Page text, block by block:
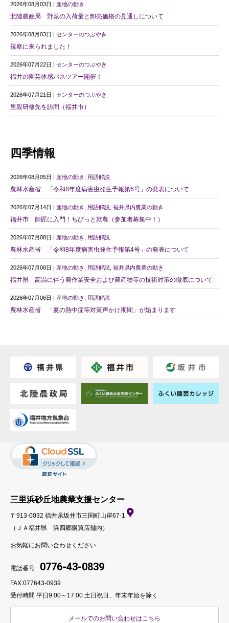
2026年08月03日 | 産地の動き
北陸農政局 野菜の入荷量と卸売価格の見通しについて
2026年08月03日 | センターのつぶやき
視察に来られました！
2026年07月22日 | センターのつぶやき
福井の園芸体感バスツアー開催！
2026年07月21日 | センターのつぶやき
里親研修先を訪問（福井市）
四季情報
2026年08月05日 | 産地の動き 用語解説
農林水産省 「令和8年度病害虫発生予報第6号」の発表について
2026年07月14日 | 産地の動き 用語解説 福井県内農業の動き
福井市 師匠に入門！ちびっと就農（参加者募集中！）
2026年07月08日 | 産地の動き 用語解説
農林水産省 「令和8年度病害虫発生予報第4号」の発表について
2026年07月08日 | 産地の動き 用語解説 福井県内農業の動き
福井県 高温に伴う農作業安全および農産物等の技術対策の徹底について
2026年07月06日 | 産地の動き 用語解説
農林水産省 「夏の熱中症等対策声かけ期間」が始まります
三里浜砂丘地農業支援センター
〒913-0032 福井県坂井市三国町山岸67-1
（ＪＡ福井県 浜四郷購買店舗内）
お気軽にお問い合わせください
電話番号 0776-43-0839
FAX:077643-0939
受付時間 平日9:00～17:00 土日祝日、年末年始を除く
メールでのお問い合わせはこちら